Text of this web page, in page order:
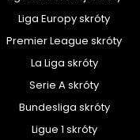
Liga Europy skróty
Premier League skróty
La Liga skróty
Serie A skróty
Bundesliga skróty
Ligue 1 skróty